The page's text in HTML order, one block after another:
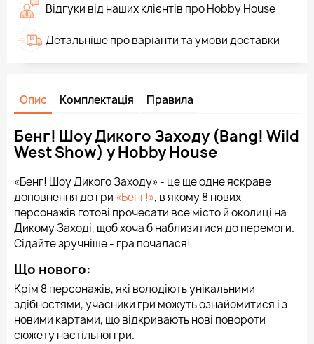
Відгуки від наших клієнтів про Hobby House
Детальніше про варіанти та умови доставки
Опис Комплектація Правила
Бенг! Шоу Дикого Заходу (Bang! Wild
West Show) у Hobby House
«Бенг! Шоу Дикого Заходу» - це ще одне яскраве
доповнення до гри «Бенг!», в якому 8 нових
персонажів готові прочесати все місто й околиці на
Дикому Заході, щоб хоча б наблизитися до перемоги.
Сідайте зручніше - гра почалася!
Що нового:
Крім 8 персонажів, які володіють унікальними
здібностями, учасники гри можуть ознайомитися і з
новими картами, що відкривають нові повороти
сюжету настільної гри.